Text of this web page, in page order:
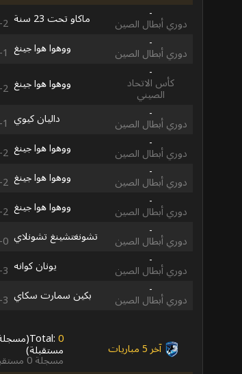
-
دوري أبطال الصين ماكاو تحت 23 سنة
-
دوري أبطال الصين ووهوا هوا جينغ
-
كأس الاتحاد
الصيني
ووهوا هوا جينغ
-
دوري أبطال الصين داليان كيوي
-
دوري أبطال الصين ووهوا هوا جينغ
-
دوري أبطال الصين ووهوا هوا جينغ
-
دوري أبطال الصين ووهوا هوا جينغ
-
دوري أبطال الصين تشونغتشينغ تشونلاي
-
دوري أبطال الصين يونان كوانه
-
دوري أبطال الصين بكين سمارت سكاي
آخر 5 مباريات Total:0
(
مستقبلة) مسجلة0